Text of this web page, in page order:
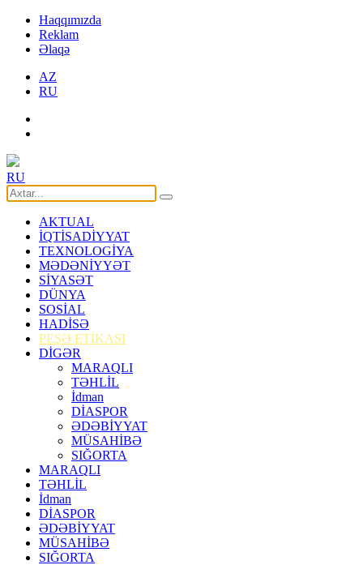
Haqqımızda
Reklam
Əlaqə
AZ
RU
RU
AKTUAL
İQTİSADİYYAT
TEXNOLOGİYA
MƏDƏNİYYƏT
SİYASƏT
DÜNYA
SOSİAL
HADİSƏ
PEŞƏ ETİKASI
DİGƏR
MARAQLI
TƏHLİL
İdman
DİASPOR
ƏDƏBİYYAT
MÜSAHİBƏ
SIĞORTA
MARAQLI
TƏHLİL
İdman
DİASPOR
ƏDƏBİYYAT
MÜSAHİBƏ
SIĞORTA